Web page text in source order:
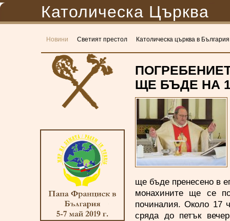
Католическа Църква
Новини Светият престол Католическа църква в България
ЩЕ БЪДЕ НА
ще бъде пренесено в
монахините ще се
починалия. Около 17
сряда до петък